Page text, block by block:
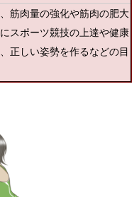
筋肉量の強化や筋肉の肥大
スポーツ競技の上達や健康
正しい姿勢を作るなどの目